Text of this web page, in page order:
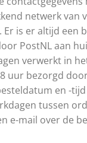
netwerk van
is er altijd een
PostNL aan
verwerkt in
uur bezorgd
en -
tussen
e-mail over de